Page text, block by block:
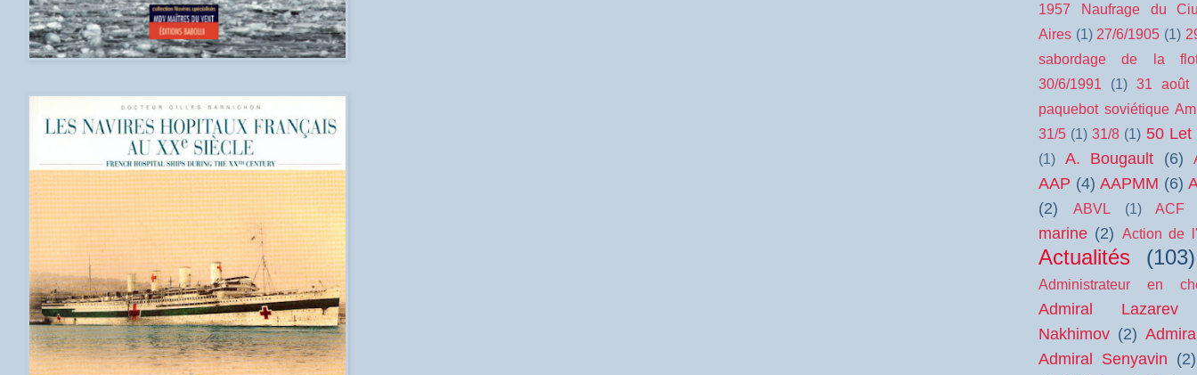
1957 Naufrage du
Aires (1) 27/6/1905 (1)
sabordage de la
30/6/1991
(1)
31 août
paquebot soviétique
31/5 (1) 31/8 (1) 50 Let
(1) A. Bougault (6)
AAP (4) AAPMM (6)
(2)
ABVL (1) ACF
marine (2) Action de
Actualités (103)
Administrateur en
Admiral Lazarev
Nakhimov (2)
Admiral Senyavin (2)